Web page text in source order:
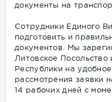
документы на
Сотрудники Единого
подготовить и
документов. Мы
Литовское
Республики на
рассмотрения заявки
14 рабочих дней с